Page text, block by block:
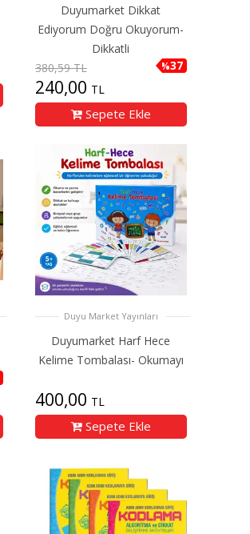
Duyumarket Dikkat
Ediyorum Doğru Okuyorum-
Dikkatli
380,59 TL
240,00 TL
%37
Sepete Ekle
Duyu Market Yayınları
Duyumarket Harf Hece
Kelime Tombalası- Okumayı
400,00 TL
Sepete Ekle